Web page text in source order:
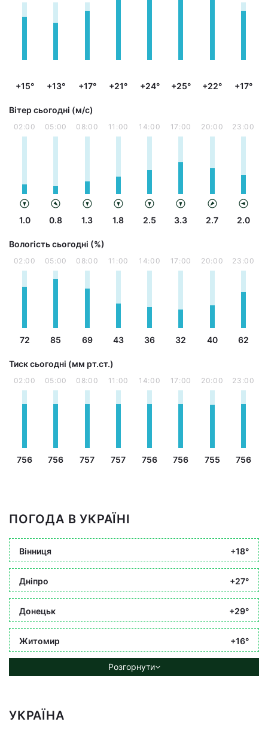
+15° +13° +17° +21° +24° +25° +22° +17°
Вітер сьогодні (м/с)
02:00
1.0
05:00
0.8
08:00
1.3
11:00
1.8
14:00
2.5
17:00
3.3
20:00
2.7
23:00
2.0
Вологість сьогодні (%)
02:00
72
05:00
85
08:00
69
11:00
43
14:00
36
17:00
32
20:00
40
23:00
62
Тиск сьогодні (мм рт.ст.)
02:00
756
05:00
756
08:00
757
11:00
757
14:00
756
17:00
756
20:00
755
23:00
756
ПОГОДА В УКРАЇНІ
Вінниця +18°
Дніпро +27°
Донецьк +29°
Житомир +16°
Розгорнути
УКРАЇНА